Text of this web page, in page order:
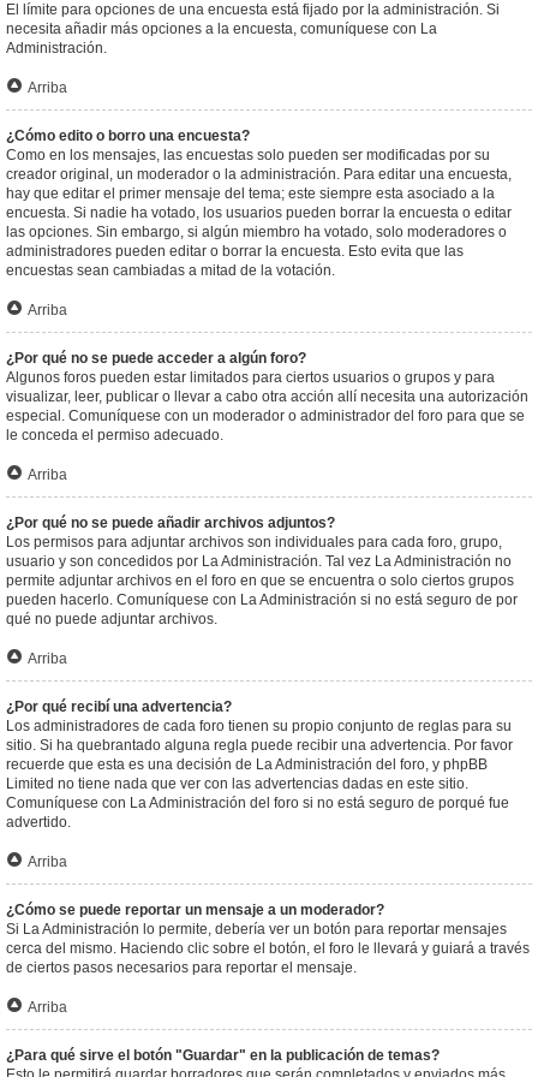
El límite para opciones de una encuesta está fijado por la administración. Si
necesita añadir más opciones a la encuesta, comuníquese con La
Administración.
Arriba
¿Cómo edito o borro una encuesta?
Como en los mensajes, las encuestas solo pueden ser modificadas por su
creador original, un moderador o la administración. Para editar una encuesta,
hay que editar el primer mensaje del tema; este siempre esta asociado a la
encuesta. Si nadie ha votado, los usuarios pueden borrar la encuesta o editar
las opciones. Sin embargo, si algún miembro ha votado, solo moderadores o
administradores pueden editar o borrar la encuesta. Esto evita que las
encuestas sean cambiadas a mitad de la votación.
Arriba
¿Por qué no se puede acceder a algún foro?
Algunos foros pueden estar limitados para ciertos usuarios o grupos y para
visualizar, leer, publicar o llevar a cabo otra acción allí necesita una autorización
especial. Comuníquese con un moderador o administrador del foro para que se
le conceda el permiso adecuado.
Arriba
¿Por qué no se puede añadir archivos adjuntos?
Los permisos para adjuntar archivos son individuales para cada foro, grupo,
usuario y son concedidos por La Administración. Tal vez La Administración no
permite adjuntar archivos en el foro en que se encuentra o solo ciertos grupos
pueden hacerlo. Comuníquese con La Administración si no está seguro de por
qué no puede adjuntar archivos.
Arriba
¿Por qué recibí una advertencia?
Los administradores de cada foro tienen su propio conjunto de reglas para su
sitio. Si ha quebrantado alguna regla puede recibir una advertencia. Por favor
recuerde que esta es una decisión de La Administración del foro, y phpBB
Limited no tiene nada que ver con las advertencias dadas en este sitio.
Comuníquese con La Administración del foro si no está seguro de porqué fue
advertido.
Arriba
¿Cómo se puede reportar un mensaje a un moderador?
Si La Administración lo permite, debería ver un botón para reportar mensajes
cerca del mismo. Haciendo clic sobre el botón, el foro le llevará y guiará a través
de ciertos pasos necesarios para reportar el mensaje.
Arriba
¿Para qué sirve el botón "Guardar" en la publicación de temas?